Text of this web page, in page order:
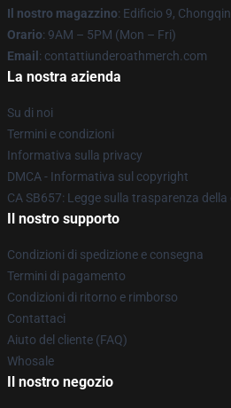
Il nostro magazzino: Edificio 9,
Orario: 9AM – 5PM (Mon – Fri)
Email : contattiunderoathmerch.com
La nostra azienda
Su di noi
Termini e condizioni
Informativa sulla privacy
DMCA - Informativa sul copyright
CA SB657: Legge sulla trasparenza
Il nostro supporto
Condizioni di spedizione e consegna
Termini di pagamento
Condizioni di ritorno e rimborso
Contattaci
Aiuto del cliente (FAQ)
Whosale
Il nostro negozio